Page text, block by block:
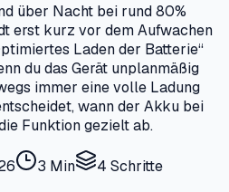
über Nacht bei rund 80%
erst kurz vor dem Aufwachen
Laden der Batterie“
du das Gerät unplanmäßig
immer eine volle Ladung
wann der Akku bei
Funktion gezielt ab.
3 Min 4 Schritte